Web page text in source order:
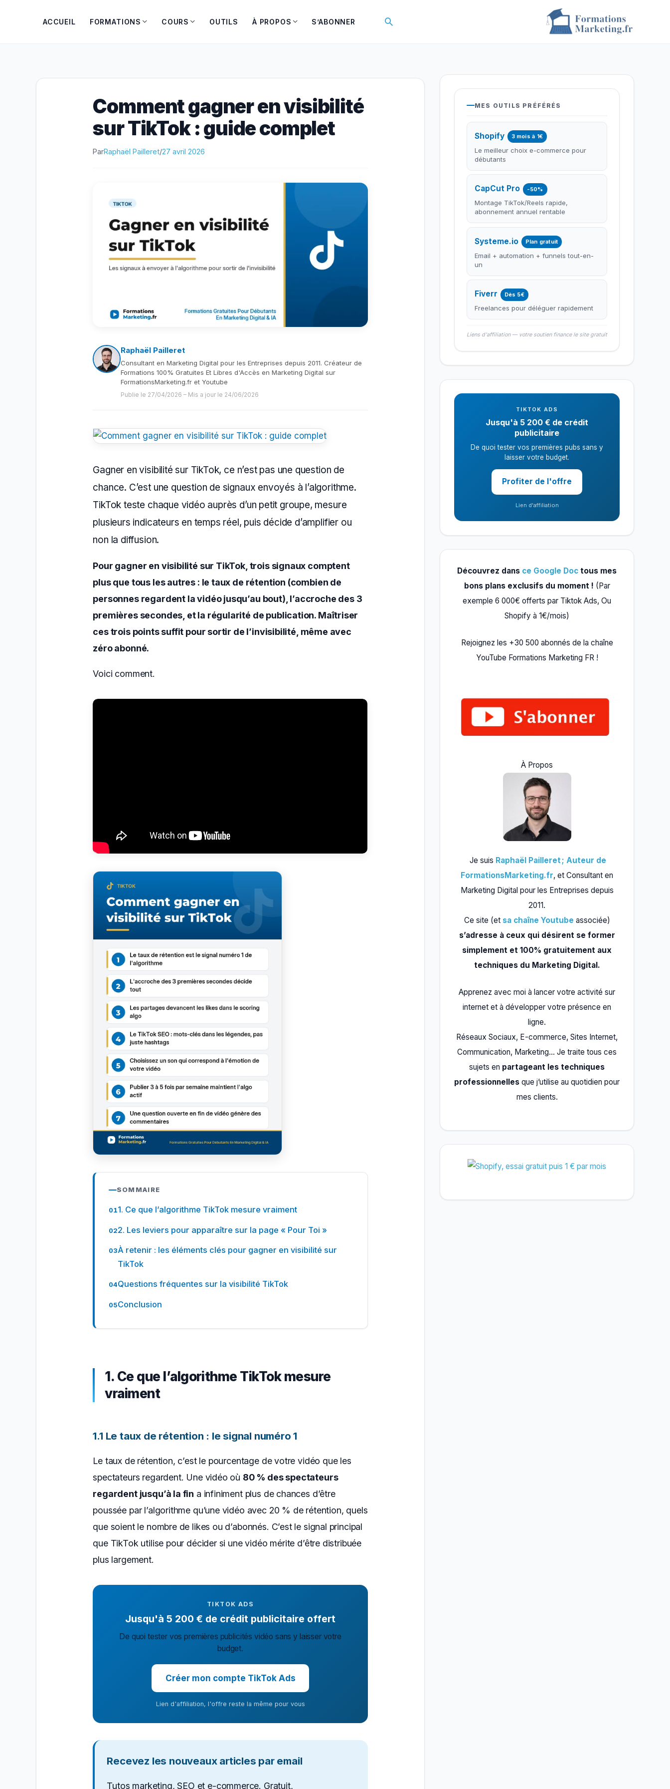
ACCUEIL FORMATIONS COURS OUTILS À PROPOS S’ABONNER Rechercher
Comment gagner en visibilité
sur TikTok : guide complet
ParRaphaël Pailleret/27 avril 2026
Raphaël Pailleret
Consultant en Marketing Digital pour les Entreprises depuis 2011. Créateur de
Formations 100% Gratuites Et Libres d'Accès en Marketing Digital sur
FormationsMarketing.fr et Youtube
Publie le 27/04/2026 – Mis a jour le 24/06/2026
Gagner en visibilité sur TikTok, ce n’est pas une question de
chance. C’est une question de signaux envoyés à l’algorithme.
TikTok teste chaque vidéo auprès d’un petit groupe, mesure
plusieurs indicateurs en temps réel, puis décide d’amplifier ou
non la diffusion.
Pour gagner en visibilité sur TikTok, trois signaux comptent
plus que tous les autres : le taux de rétention (combien de
personnes regardent la vidéo jusqu’au bout), l’accroche des 3
premières secondes, et la régularité de publication. Maîtriser
ces trois points suffit pour sortir de l’invisibilité, même avec
zéro abonné.
Voici comment.
SOMMAIRE
1. Ce que l’algorithme TikTok mesure vraiment
2. Les leviers pour apparaître sur la page « Pour Toi »
À retenir : les éléments clés pour gagner en visibilité sur
TikTok
Questions fréquentes sur la visibilité TikTok
Conclusion
1. Ce que l’algorithme TikTok mesure
vraiment
1.1 Le taux de rétention : le signal numéro 1
Le taux de rétention, c’est le pourcentage de votre vidéo que les
spectateurs regardent. Une vidéo où 80 % des spectateurs
regardent jusqu’à la fin a infiniment plus de chances d’être
poussée par l’algorithme qu’une vidéo avec 20 % de rétention, quels
que soient le nombre de likes ou d’abonnés. C’est le signal principal
que TikTok utilise pour décider si une vidéo mérite d’être distribuée
plus largement.
TIKTOK ADS
Jusqu'à 5 200 € de crédit publicitaire offert
De quoi tester vos premières publicités vidéo sans y laisser votre
budget.
Créer mon compte TikTok Ads
Lien d'affiliation, l'offre reste la même pour vous
Recevez les nouveaux articles par email
Tutos marketing, SEO et e-commerce. Gratuit,
MES OUTILS PRÉFÉRÉS
Shopify 3 mois à 1€
Le meilleur choix e-commerce pour
débutants
CapCut Pro -50%
Montage TikTok/Reels rapide,
abonnement annuel rentable
Systeme.io Plan gratuit
Email + automation + funnels tout-en-
un
Fiverr Dès 5€
Freelances pour déléguer rapidement
Liens d'affiliation — votre soutien finance le site gratuit
TIKTOK ADS
Jusqu'à 5 200 € de crédit
publicitaire
De quoi tester vos premières pubs sans y
laisser votre budget.
Profiter de l'offre
Lien d'affiliation
Découvrez dans ce Google Doc tous mes
bons plans exclusifs du moment ! (Par
exemple 6 000€ offerts par Tiktok Ads, Ou
Shopify à 1€/mois)
Rejoignez les +30 500 abonnés de la chaîne
YouTube Formations Marketing FR !
À Propos
Je suis Raphaël Pailleret ; Auteur de
FormationsMarketing.fr, et Consultant en
Marketing Digital pour les Entreprises depuis
2011.
Ce site (et sa chaîne Youtube associée)
s’adresse à ceux qui désirent se former
simplement et 100% gratuitement aux
techniques du Marketing Digital.
Apprenez avec moi à lancer votre activité sur
internet et à développer votre présence en
ligne.
Réseaux Sociaux, E-commerce, Sites Internet,
Communication, Marketing… Je traite tous ces
sujets en partageant les techniques
professionnelles que j’utilise au quotidien pour
mes clients.